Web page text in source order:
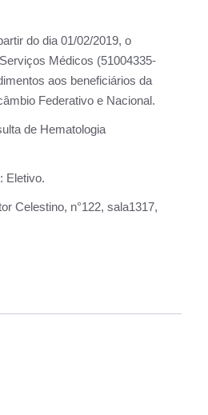
do dia 01/02/2019, o
Médicos (51004335-
aos beneficiários da
Federativo e Nacional.
de Hematologia
Eletivo.
Celestino, n°122, sala1317,